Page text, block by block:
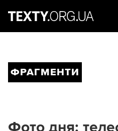
ФРАГМЕНТИ
Фото дня: